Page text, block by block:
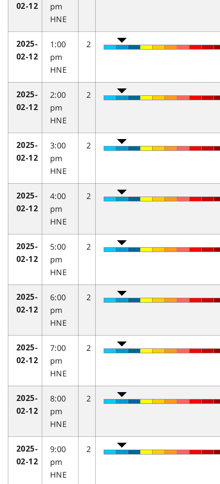
02-12
pm
HNE
2025-
02-12
1:00
pm
HNE
2
2025-
02-12
2:00
pm
HNE
2
2025-
02-12
3:00
pm
HNE
2
2025-
02-12
4:00
pm
HNE
2
2025-
02-12
5:00
pm
HNE
2
2025-
02-12
6:00
pm
HNE
2
2025-
02-12
7:00
pm
HNE
2
2025-
02-12
8:00
pm
HNE
2
2025-
02-12
9:00
pm
HNE
2